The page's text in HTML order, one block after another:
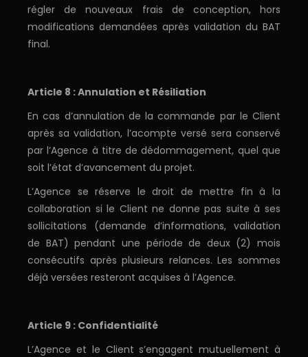
régler de nouveaux frais de conception, hors
modifications demandées après validation du BAT
final.
Article 8 : Annulation et Résiliation
En cas d’annulation de la commande par le Client
après sa validation, l’acompte versé sera conservé
par l’Agence à titre de dédommagement, quel que
soit l’état d’avancement du projet.
L’Agence se réserve le droit de mettre fin à la
collaboration si le Client ne donne pas suite à ses
sollicitations (demande d’informations, validation
de BAT) pendant une période de deux (2) mois
consécutifs après plusieurs relances. Les sommes
déjà versées resteront acquises à l’Agence.
Article 9 : Confidentialité
L’Agence et le Client s’engagent mutuellement à